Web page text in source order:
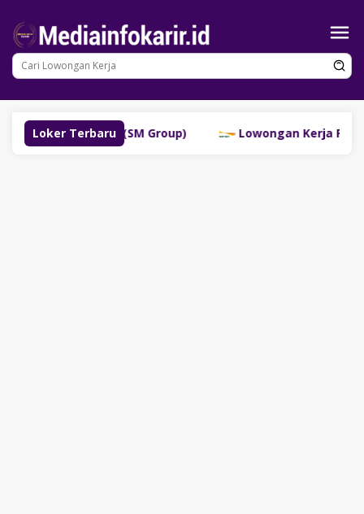
konten
Loker Terbaru
(SM Group) Lowongan Kerja PT Bank